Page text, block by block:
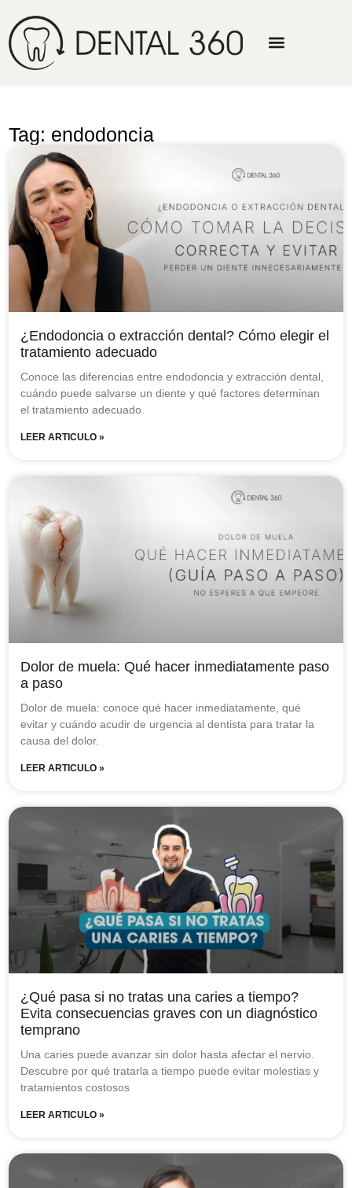
Tag: endodoncia
¿Endodoncia o extracción dental? Cómo elegir el
tratamiento adecuado
Conoce las diferencias entre endodoncia y extracción dental,
cuándo puede salvarse un diente y qué factores determinan
el tratamiento adecuado.
LEER ARTICULO »
Dolor de muela: Qué hacer inmediatamente paso
a paso
Dolor de muela: conoce qué hacer inmediatamente, qué
evitar y cuándo acudir de urgencia al dentista para tratar la
causa del dolor.
LEER ARTICULO »
¿Qué pasa si no tratas una caries a tiempo?
Evita consecuencias graves con un diagnóstico
temprano
Una caries puede avanzar sin dolor hasta afectar el nervio.
Descubre por qué tratarla a tiempo puede evitar molestias y
tratamientos costosos
LEER ARTICULO »